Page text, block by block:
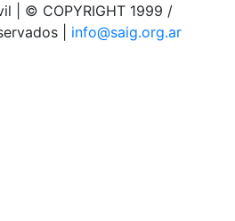
| © COPYRIGHT 1999 /
| info@saig.org.ar